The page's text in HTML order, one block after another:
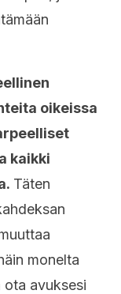
oikeissa
kaikki
Täten
monelta
ota avuksesi